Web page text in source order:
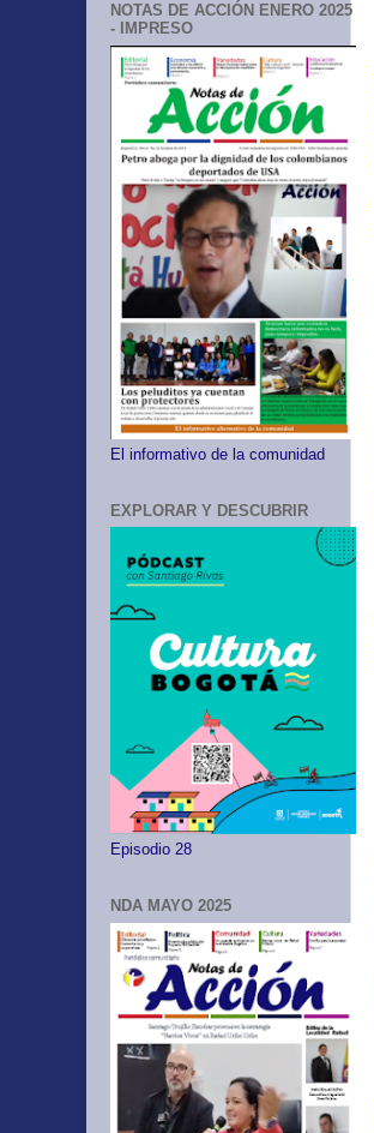
NOTAS DE ACCIÓN ENERO 2025
- IMPRESO
El informativo de la comunidad
EXPLORAR Y DESCUBRIR
Episodio 28
NDA MAYO 2025